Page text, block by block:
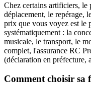
Chez certains artificiers,
déplacement, le repérage,
prix que vous voyez est le
systématiquement : la
musicale, le transport, le
complet, l'assurance RC
(déclaration en préfecture,
Comment choisir sa